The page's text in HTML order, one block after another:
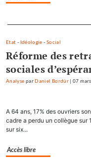
Etat - Idéologie - Social
Réforme des
sociales
Analyse parDaniel Bordür |07
A 64 ans, 17% des ouvriers
cadre a perdu un collègue sur
sur six...
Accès libre